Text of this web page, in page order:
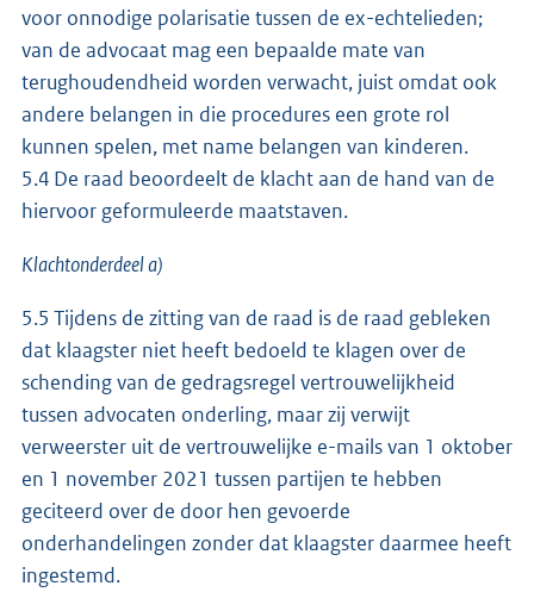
voor onnodige polarisatie tussen de ex-echtelieden;
van de advocaat mag een bepaalde mate van
terughoudendheid worden verwacht, juist omdat ook
andere belangen in die procedures een grote rol
kunnen spelen, met name belangen van kinderen.
5.4 De raad beoordeelt de klacht aan de hand van de
hiervoor geformuleerde maatstaven.
Klachtonderdeel a)
5.5 Tijdens de zitting van de raad is de raad gebleken
dat klaagster niet heeft bedoeld te klagen over de
schending van de gedragsregel vertrouwelijkheid
tussen advocaten onderling, maar zij verwijt
verweerster uit de vertrouwelijke e-mails van 1 oktober
en 1 november 2021 tussen partijen te hebben
geciteerd over de door hen gevoerde
onderhandelingen zonder dat klaagster daarmee heeft
ingestemd.